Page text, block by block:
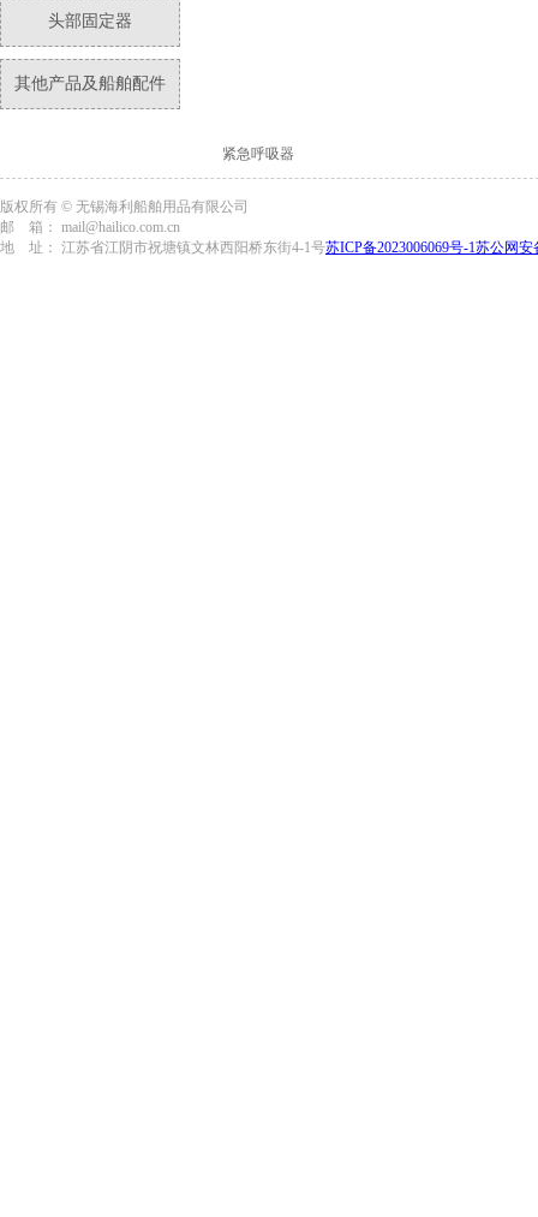
头部固定器
其他产品及船舶配件
紧急呼吸器
版权所有 © 无锡海利船舶用品有限公司
邮 箱： mail@hailico.com.cn
地 址： 江苏省江阴市祝塘镇文林西阳桥东街4-1号苏ICP备2023006069号-1苏公网安